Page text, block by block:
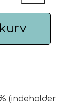
(indeholder